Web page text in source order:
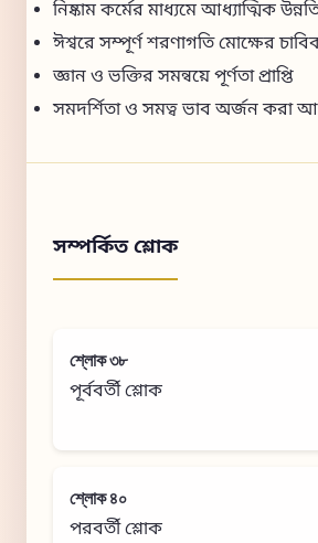
নিষ্কাম কর্মের মাধ্যমে আধ্যাত্মিক
ঈশ্বরে সম্পূর্ণ শরণাগতি মোক্ষের
জ্ঞান ও ভক্তির সমন্বয়ে পূর্ণতা প্রাপ্তি
সমদর্শিতা ও সমত্ব ভাব অর্জন করা
সম্পর্কিত শ্লোক
শ্লোক ৩৮
পূর্ববর্তী শ্লোক
শ্লোক ৪০
পরবর্তী শ্লোক